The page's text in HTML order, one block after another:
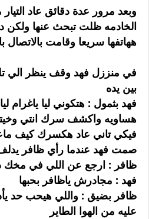
وبعد مرور عدة دقائق عاد
الخادمه ظلت تبحث عنها ولكن
ههاتفها سريعا وقامت بالاتصال
في منززل فهد وقف ينظر الي
بين يده
فهد بثمول : هتكوني ليا ياغرام
هساويه واكشف سرك انتي
فيكي تاني عاد هكسرك كيف
صمت فهد عندما رأي ظافر
ظافر : ارجع عن اللي في مخك
فهد : مجادرش ياظافر بحبها
ظافر بضيق : واللي هيحب حد
عليه من الهوا الطاير